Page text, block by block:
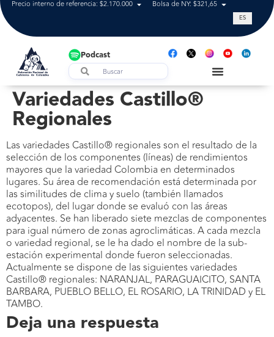
Precio interno de referencia: $2.170.000 Bolsa de NY: $321,65 Tasa de
ES
Podcast
Variedades Castillo®
Regionales
Las variedades Castillo® regionales son el resultado de la
selección de los componentes (líneas) de rendimientos
mayores que la variedad Colombia en determinados
lugares. Su área de recomendación está determinada por
las similitudes de clima y suelo (también llamados
ecotopos), del lugar donde se evaluó con las áreas
adyacentes. Se han liberado siete mezclas de componentes
para igual número de zonas agroclimáticas. A cada mezcla
o variedad regional, se le ha dado el nombre de la sub-
estación experimental donde fueron seleccionadas.
Actualmente se dispone de las siguientes variedades
Castillo® regionales: NARANJAL, PARAGUAICITO, SANTA
BARBARA, PUEBLO BELLO, EL ROSARIO, LA TRINIDAD y EL
TAMBO.
Deja una respuesta